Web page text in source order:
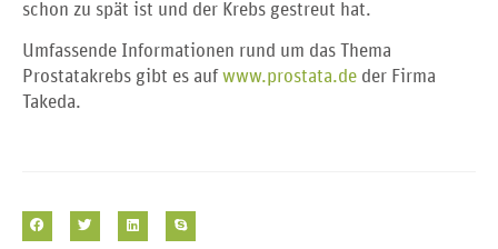
schon zu spät ist und der Krebs gestreut hat.
Umfassende Informationen rund um das Thema
Prostatakrebs gibt es auf www.prostata.de der Firma
Takeda.